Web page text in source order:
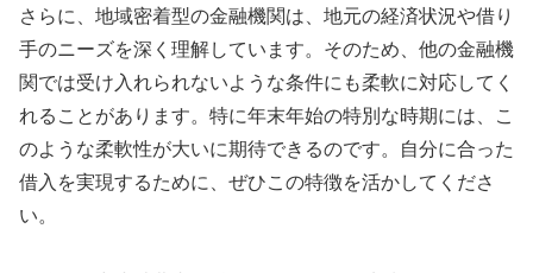
さらに、地域密着型の金融機関は、地元の経済状況や借り
手のニーズを深く理解しています。そのため、他の金融機
関では受け入れられないような条件にも柔軟に対応してく
れることがあります。特に年末年始の特別な時期には、こ
のような柔軟性が大いに期待できるのです。自分に合った
借入を実現するために、ぜひこの特徴を活かしてくださ
い。